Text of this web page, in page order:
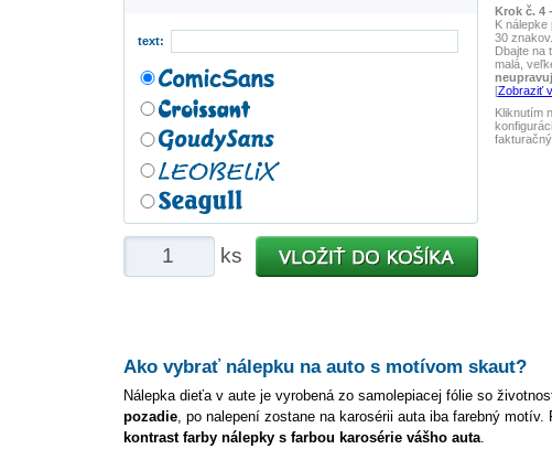
Krok č. 4
K nálepke
30
Dbajte na
malá,
[Zobraziť
Kliknutím
text:
ks
Ako vybrať nálepku na auto s motívom skaut?
Nálepka dieťa v aute je vyrobená zo samolepiacej fólie so
pozadie, po nalepení zostane na karosérii auta iba farebný
kontrast farby nálepky s farbou karosérie vášho auta.